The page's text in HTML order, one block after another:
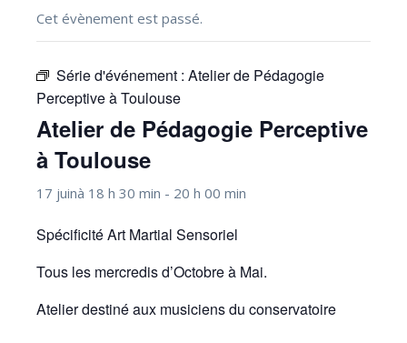
Cet évènement est passé.
Série d'événement : Atelier de Pédagogie
Perceptive à Toulouse
Atelier de Pédagogie Perceptive
à Toulouse
17 juinà 18 h 30 min - 20 h 00 min
Spécificité Art Martial Sensoriel
Tous les mercredis d’Octobre à Mai.
Atelier destiné aux musiciens du conservatoire